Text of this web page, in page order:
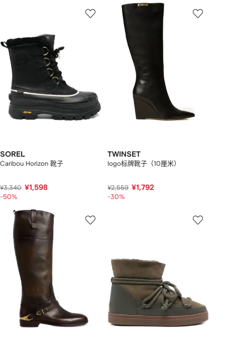
SOREL
Caribou Horizon 靴子
¥3,340 ¥1,598
-50%
TWINSET
logo标牌靴子（10厘米）
¥2,559 ¥1,792
-30%